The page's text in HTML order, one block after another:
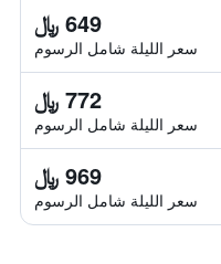
649 ﷼
سعر الليلة شامل الرسوم
772 ﷼
سعر الليلة شامل الرسوم
969 ﷼
سعر الليلة شامل الرسوم